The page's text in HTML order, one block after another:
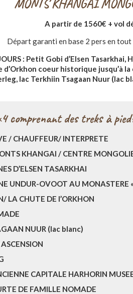
MONTS KHANGAI
A partir de 1560€ + vol
Départ garanti en base 2 pers en
JOURS : Petit Gobi d’Elsen
coeur historique jusqu’à
lac Terkhiin Tsagaan Nuur (lac
comprenant des treks à
/ CHAUFFEUR/ INTERPRETE
KHANGAI / CENTRE
D’ELSEN TASARKHAI
UNDUR-OVOOT AU MONASTERE
LA CHUTE DE l’ORKHON
NUUR (lac blanc)
CAPITALE HARHORIN
DE FAMILLE NOMADE